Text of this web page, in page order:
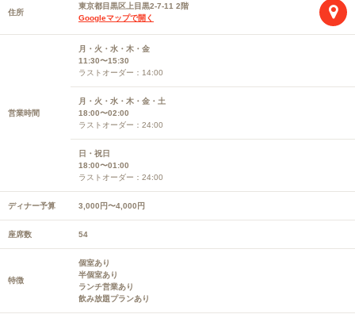
住所
東京都目黒区上目黒2-7-11 2階
Googleマップで開く
営業時間
月・火・水・木・金
11:30〜15:30
ラストオーダー：14:00
月・火・水・木・金・土
18:00〜02:00
ラストオーダー：24:00
日・祝日
18:00〜01:00
ラストオーダー：24:00
ディナー予算 3,000円〜4,000円
座席数 54
特徴
個室あり
半個室あり
ランチ営業あり
飲み放題プランあり